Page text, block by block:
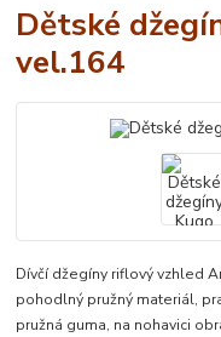
Dětské
vel.164
Dívčí džegíny riflový vzhled
pohodlný pružný materiál,
pružná guma, na nohavici